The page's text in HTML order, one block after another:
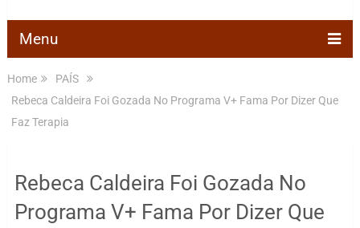
Menu
Home
PAÍS
Rebeca Caldeira Foi Gozada No Programa V+ Fama Por Dizer Que
Faz Terapia
Rebeca Caldeira Foi Gozada No
Programa V+ Fama Por Dizer Que